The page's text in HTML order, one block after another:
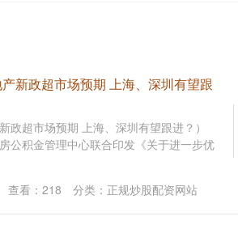
新政超市场预期 上海、深圳有望跟
超市场预期 上海、深圳有望跟进？）
公积金管理中心联合印发《关于进一步优
查看： 218 分类： 正规炒股配资网站